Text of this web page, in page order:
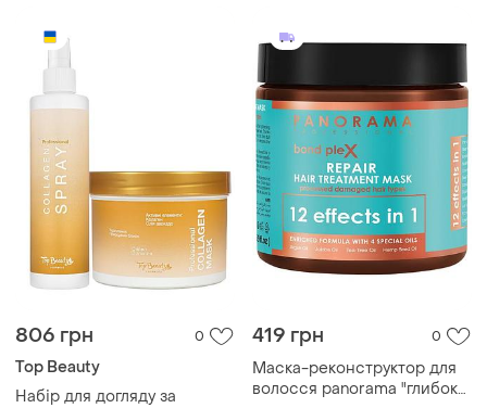
806 грн 0
Top Beauty
Набір для догляду за
419 грн 0
Маска-реконструктор для
волосся panorama "глибоке